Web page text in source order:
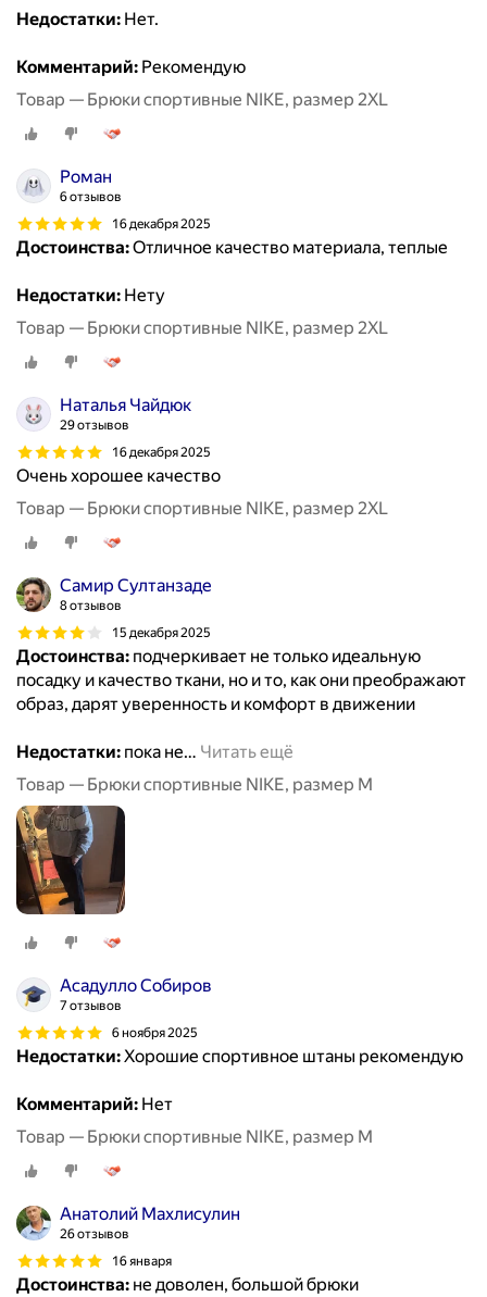
Недостатки: Нет.
Комментарий: Рекомендую
Товар — Брюки спортивные NIKE, размер 2XL
Роман
6 отзывов
16 декабря 2025
Достоинства:Отличное качество материала, теплые
Недостатки: Нету
Товар — Брюки спортивные NIKE, размер 2XL
Наталья Чайдюк
29 отзывов
16 декабря 2025
Очень хорошее качество
Товар — Брюки спортивные NIKE, размер 2XL
Самир Султанзаде
8 отзывов
15 декабря 2025
Достоинства: подчеркивает не только идеальную
посадку и качество ткани, но и то, как они преображают
образ, дарят уверенность и комфорт в движении
Недостатки: пока не… Читать ещё
Товар — Брюки спортивные NIKE, размер M
Асадулло Собиров
7 отзывов
6 ноября 2025
Недостатки:Хорошие спортивное штаны рекомендую
Комментарий: Нет
Товар — Брюки спортивные NIKE, размер M
Анатолий Махлисулин
26 отзывов
16 января
Достоинства: не доволен, большой брюки